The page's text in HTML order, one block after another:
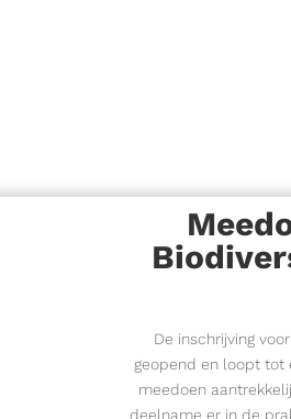
De inschrijving
geopend en loopt tot
meedoen
deelname er in de